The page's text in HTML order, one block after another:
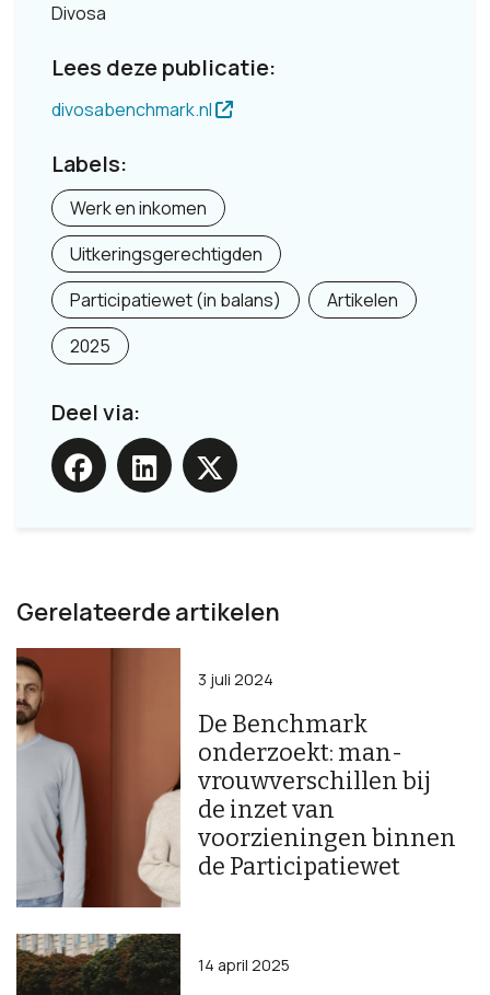
Divosa
Lees deze publicatie:
divosabenchmark.nl
Labels:
Werk en inkomen
Uitkeringsgerechtigden
Participatiewet (in balans)
Artikelen
2025
Deel via:
Gerelateerde artikelen
De Benchmark
onderzoekt: man-
vrouwverschillen bij
de inzet van
voorzieningen binnen
de Participatiewet
3 juli 2024
14 april 2025